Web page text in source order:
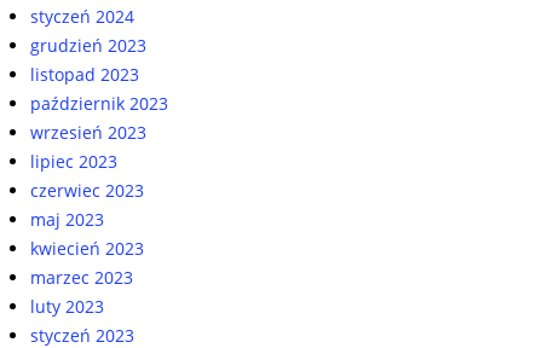
styczeń 2024
grudzień 2023
listopad 2023
październik 2023
wrzesień 2023
lipiec 2023
czerwiec 2023
maj 2023
kwiecień 2023
marzec 2023
luty 2023
styczeń 2023